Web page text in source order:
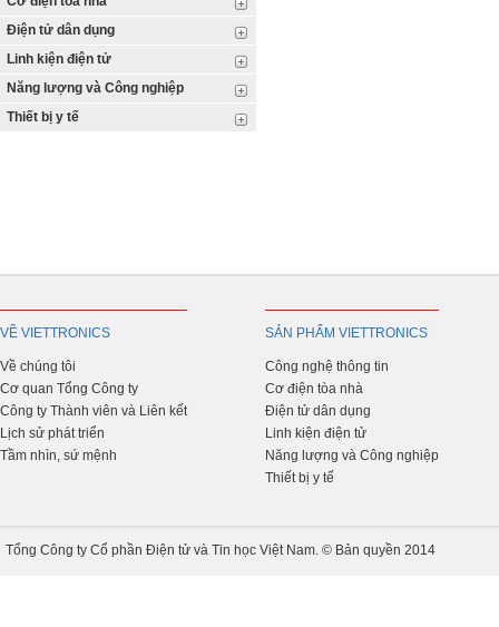
Điện tử dân dụng
Linh kiện điện tử
Năng lượng và Công nghiệp
Thiết bị y tế
VỀ VIETTRONICS
Về chúng tôi
Cơ quan Tổng Công ty
Công ty Thành viên và Liên kết
Lịch sử phát triển
Tầm nhìn, sứ mệnh
SẢN PHẨM VIETTRONICS
Công nghệ thông tin
Cơ điện tòa nhà
Điện tử dân dụng
Linh kiện điện tử
Năng lượng và Công nghiệp
Thiết bị y tế
Tổng Công ty Cổ phần Điện tử và Tin học Việt Nam. © Bản quyền 2014